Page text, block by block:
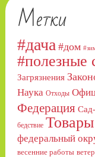
Метки
#дача #дом
#полезные
Загрязнения
Наука Отходы
Федерация
бедствие
федеральный
весенние работы